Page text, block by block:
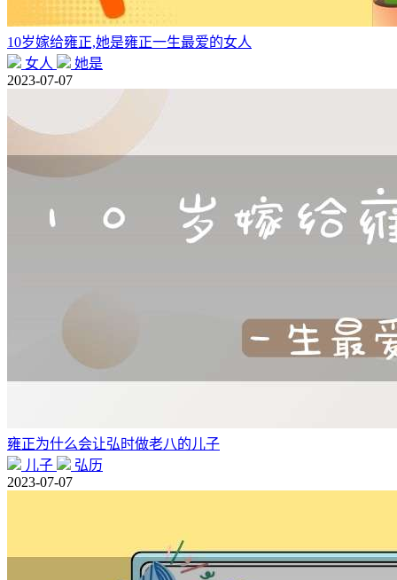
10岁嫁给雍正,她是雍正一生最爱的女人
女人
她是
2023-07-07
雍正为什么会让弘时做老八的儿子
儿子
弘历
2023-07-07